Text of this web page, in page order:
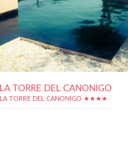
LA TORRE DEL CANONIGO
LA TORRE DEL CANONIGO ★★★★